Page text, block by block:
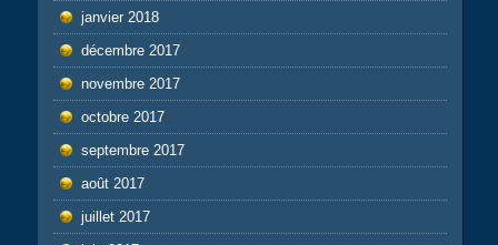
janvier 2018
décembre 2017
novembre 2017
octobre 2017
septembre 2017
août 2017
juillet 2017